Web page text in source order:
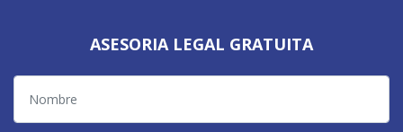
ASESORIA LEGAL GRATUITA